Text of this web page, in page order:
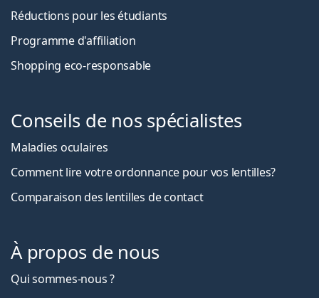
Réductions pour les étudiants
Programme d'affiliation
Shopping eco-responsable
Conseils de nos spécialistes
Maladies oculaires
Comment lire votre ordonnance pour vos lentilles?
Comparaison des lentilles de contact
À propos de nous
Qui sommes-nous ?